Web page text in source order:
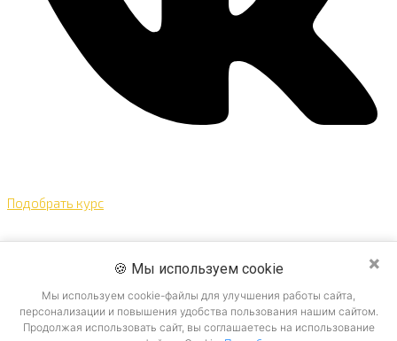
Подобрать курс
🍪 Мы используем cookie
Мы используем cookie-файлы для улучшения работы сайта,
персонализации и повышения удобства пользования нашим сайтом.
Продолжая использовать сайт, вы соглашаетесь на использование
×